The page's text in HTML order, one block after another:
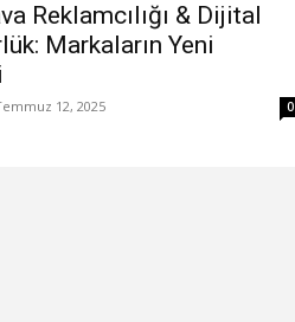
Reklamcılığı & Dijital
Markaların Yeni
12, 2025 0